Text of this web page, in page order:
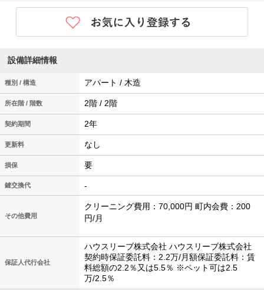
設備詳細情報
種別 / 構造 アパート / 木造
所在階 / 階数 2階 / 2階
契約期間 2年
更新料 なし
損保 要
鍵交換代 -
その他費用
クリーニング費用：70,000円 町内会費：200
円/月
保証人代行会社
ハウスリーブ株式会社 ハウスリーブ株式会社
契約時保証委託料：2.2万/月額保証委託料：賃
料総額の2.2％又は5.5％ ※ペット可は2.5
万/2.5％